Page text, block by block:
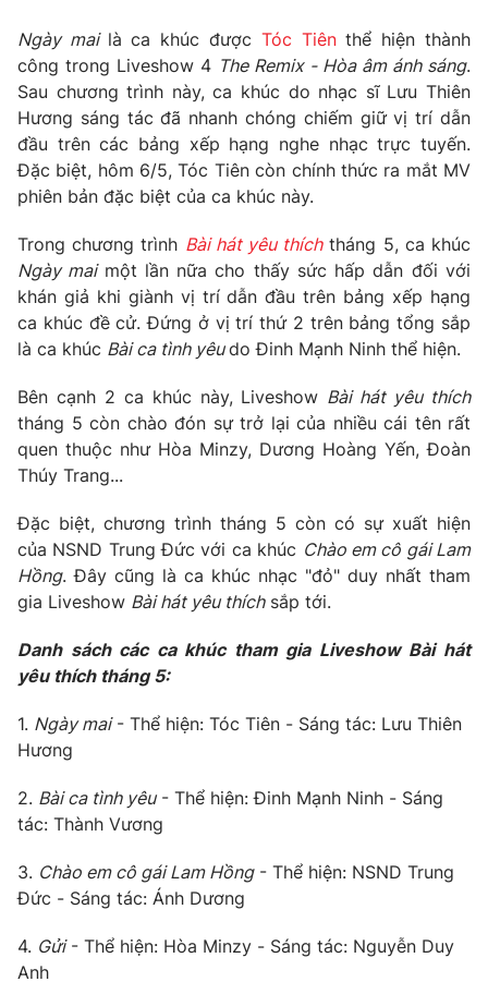
Thế giới đó đây
Câu chuyện quốc tế
Kinh tế
Tài chính
Thị trường
Góc doanh nghiệp
Dữ liệu và đời sống
Truyền hình
Phim VTV
Hậu trường
Nhân vật
Khán giả
Giải sao mai
Điện ảnh
Âm nhạc
Sao
Đời sống
Du lịch
Chất lượng cuộc sống
Giáo dục
Tuyển sinh
Học trực tuyến
Công nghệ
Hitech Công nghệ tương lai
Thị trường
Tư vấn
Giao lưu trực tuyến
Lịch phát sóng
Emagazine Podcast
Photo Infographic
Video Shorts video
Thị trường 24h
Ngày mai là ca khúc được Tóc Tiênthể hiện thành
công trong Liveshow 4 The Remix - Hòa âm ánh sáng.
Sau chương trình này, ca khúc do nhạc sĩ Lưu Thiên
Hương sáng tác đã nhanh chóng chiếm giữ vị trí dẫn
đầu trên các bảng xếp hạng nghe nhạc trực tuyến.
Đặc biệt, hôm 6/5, Tóc Tiên còn chính thức ra mắt MV
phiên bản đặc biệt của ca khúc này.
Trong chương trình Bài hát yêu thíchtháng 5, ca khúc
Ngày mai một lần nữa cho thấy sức hấp dẫn đối với
khán giả khi giành vị trí dẫn đầu trên bảng xếp hạng
ca khúc đề cử. Đứng ở vị trí thứ 2 trên bảng tổng sắp
là ca khúc Bài ca tình yêudo Đinh Mạnh Ninh thể hiện.
Bên cạnh 2 ca khúc này, Liveshow Bài hát yêu thích
tháng 5 còn chào đón sự trở lại của nhiều cái tên rất
quen thuộc như Hòa Minzy, Dương Hoàng Yến, Đoàn
Thúy Trang...
Đặc biệt, chương trình tháng 5 còn có sự xuất hiện
của NSND Trung Đức với ca khúc Chào em cô gái Lam
Hồng. Đây cũng là ca khúc nhạc "đỏ" duy nhất tham
gia Liveshow Bài hát yêu thíchsắp tới.
Danh sách các ca khúc tham gia Liveshow Bài hát
yêu thích tháng 5:
1. Ngày mai- Thể hiện: Tóc Tiên - Sáng tác: Lưu Thiên
Hương
2. Bài ca tình yêu- Thể hiện: Đinh Mạnh Ninh - Sáng
tác: Thành Vương
3. Chào em cô gái Lam Hồng- Thể hiện: NSND Trung
Đức - Sáng tác: Ánh Dương
4. Gửi- Thể hiện: Hòa Minzy - Sáng tác: Nguyễn Duy
Anh